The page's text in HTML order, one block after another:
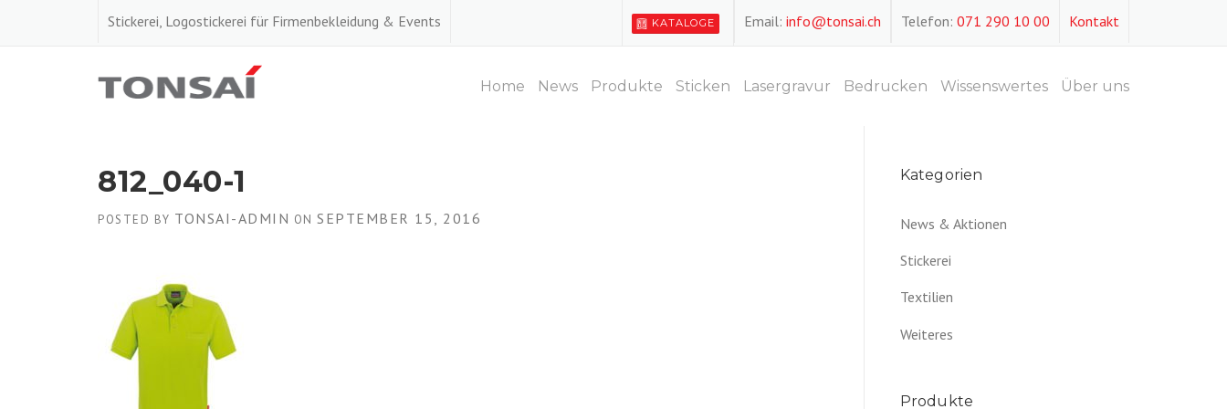
Stickerei, Logostickerei für Firmenbekleidung & Events Kontakt
Telefon: 071 290 10 00
Email: info@tonsai.ch
KATALOGE
Home News Produkte Sticken Lasergravur Bedrucken Wissenswertes Über uns
812_040-1
POSTED BY TONSAI-ADMIN ON SEPTEMBER 15, 2016
Kategorien
News & Aktionen
Stickerei
Textilien
Weiteres
Produkte